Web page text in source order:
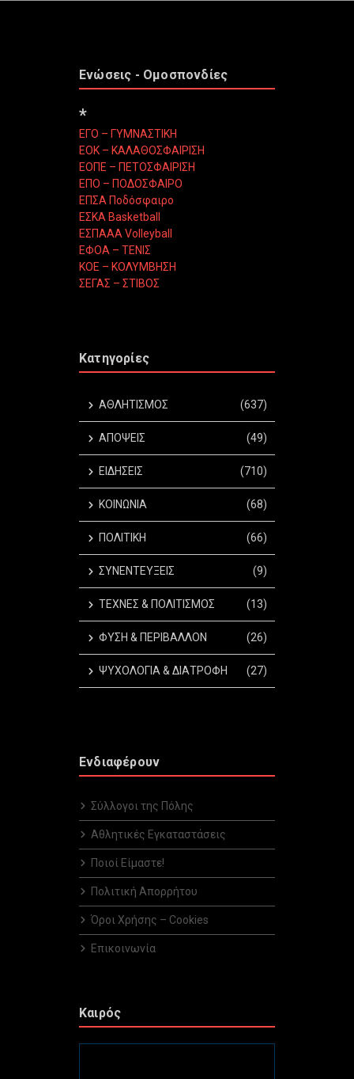
Ενώσεις - Ομοσπονδίες
*
ΕΓΟ – ΓΥΜΝΑΣΤΙΚΗ
ΕΟΚ – ΚΑΛΑΘΟΣΦΑΙΡΙΣΗ
ΕΟΠΕ – ΠΕΤΟΣΦΑΙΡΙΣΗ
ΕΠΟ – ΠΟΔΟΣΦΑΙΡΟ
ΕΠΣΑ Ποδόσφαιρο
ΕΣΚΑ Basketball
ΕΣΠΑΑΑ Volleyball
ΕΦΟΑ – ΤΕΝΙΣ
ΚΟΕ – ΚΟΛΥΜΒΗΣΗ
ΣΕΓΑΣ – ΣΤΙΒΟΣ
Κατηγορίες
ΑΘΛΗΤΙΣΜΟΣ (637)
ΑΠΟΨΕΙΣ (49)
ΕΙΔΗΣΕΙΣ (710)
ΚΟΙΝΩΝΙΑ (68)
ΠΟΛΙΤΙΚΗ (66)
ΣΥΝΕΝΤΕΥΞΕΙΣ (9)
ΤΕΧΝΕΣ & ΠΟΛΙΤΙΣΜΟΣ (13)
ΦΥΣΗ & ΠΕΡΙΒΑΛΛΟΝ (26)
ΨΥΧΟΛΟΓΙΑ & ΔΙΑΤΡΟΦΗ (27)
Ενδιαφέρουν
Σύλλογοι της Πόλης
Αθλητικές Εγκαταστάσεις
Ποιοί Είμαστε!
Πολιτική Απορρήτου
Όροι Χρήσης – Cookies
Επικοινωνία
Καιρός